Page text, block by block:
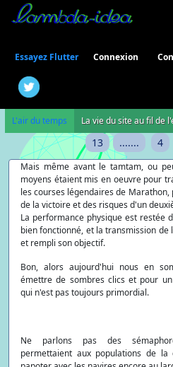
Essayez Flutter Connexion
L'air du temps La vie du site au fil de
13 ....... 4
Mais même avant le tamtam, ou
moyens étaient mis en oeuvre pour
les courses légendaires de
de la victoire et des risques d'un
La performance physique est restée
bien fonctionné, et la transmission
et rempli son objectif.
Bon, alors aujourd'hui nous en
émettre de sombres clics et pour
qui n'est pas toujours primordial.
Ne parlons pas des
permettaient aux populations de la